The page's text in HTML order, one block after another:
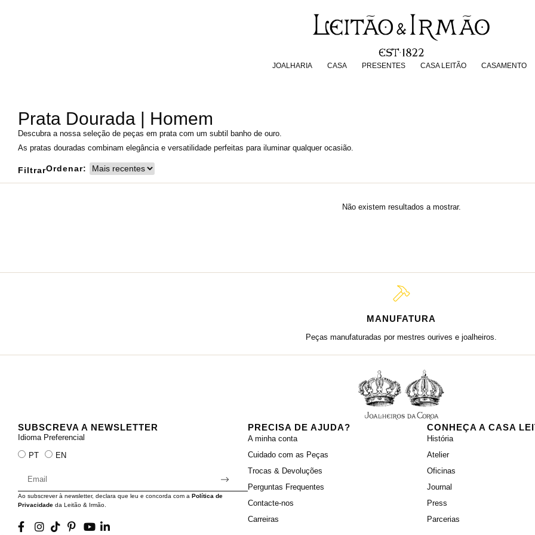
JOALHARIA CASA PRESENTES CASA LEITÃO CASAMENTO
PRESENTES CASA LEITÃO
Prata Dourada | Homem
Descubra a nossa seleção de peças em prata com um subtil banho de ouro.
As pratas douradas combinam elegância e versatilidade perfeitas para iluminar qualquer ocasião.
FiltrarOrdenar:
Não existem resultados a mostrar.
MANUFATURA
Peças manufaturadas por mestres ourives e joalheiros.
SUBSCREVA A NEWSLETTER
Idioma Preferencial
PT EN
Ao subscrever à newsletter, declara que leu e concorda com a Política de
Privacidade da Leitão & Irmão.
PRECISA DE AJUDA?
A minha conta
Cuidado com as Peças
Trocas & Devoluções
Perguntas Frequentes
Contacte-nos
Carreiras
CONHEÇA A CASA
História
Atelier
Oficinas
Journal
Press
Parcerias